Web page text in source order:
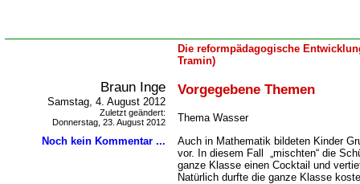
Die reformpädagogische
Tramin)
Braun Inge
Samstag, 4. August 2012
Zuletzt geändert:
Donnerstag, 23. August 2012
Noch kein Kommentar ...
Vorgegebene Themen
Thema Wasser
Auch in Mathematik bildeten Kinder
vor. In diesem Fall „mischten“ die
ganze Klasse einen Cocktail und
Natürlich durfte die ganze Klasse